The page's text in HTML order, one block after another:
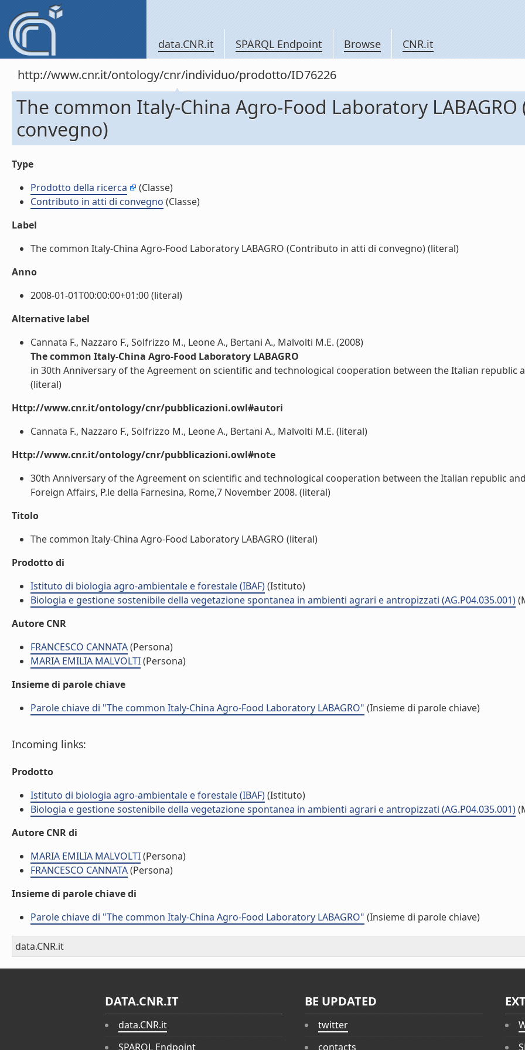
data.CNR.it SPARQL Endpoint Browse CNR.it
http://www.cnr.it/ontology/cnr/individuo/prodotto/ID76226
The common Italy-China Agro-Food Laboratory
convegno)
Type
Prodotto della ricerca
(Classe)
Contributo in atti di convegno (Classe)
Label
The common Italy-China Agro-Food Laboratory LABAGRO (Contributo in atti di convegno) (literal)
Anno
2008-01-01T00:00:00+01:00 (literal)
Alternative label
Cannata F., Nazzaro F., Solfrizzo M., Leone A., Bertani A., Malvolti M.E. (2008)
The common Italy-China Agro-Food Laboratory LABAGRO
in 30th Anniversary of the Agreement on scientific and technological cooperation between the Italian republic
(literal)
Http://www.cnr.it/ontology/cnr/pubblicazioni.owl#autori
Cannata F., Nazzaro F., Solfrizzo M., Leone A., Bertani A., Malvolti M.E. (literal)
Http://www.cnr.it/ontology/cnr/pubblicazioni.owl#note
30th Anniversary of the Agreement on scientific and technological cooperation between the Italian republic
Foreign Affairs, P.le della Farnesina, Rome,7 November 2008. (literal)
Titolo
The common Italy-China Agro-Food Laboratory LABAGRO (literal)
Prodotto di
Istituto di biologia agro-ambientale e forestale (IBAF)(Istituto)
Biologia e gestione sostenibile della vegetazione spontanea in ambienti agrari e antropizzati (AG.P04.035.001)
Autore CNR
FRANCESCO CANNATA(Persona)
MARIA EMILIA MALVOLTI(Persona)
Insieme di parole chiave
Parole chiave di "The common Italy-China Agro-Food Laboratory LABAGRO" (Insieme di parole chiave)
Incoming links:
Prodotto
Istituto di biologia agro-ambientale e forestale (IBAF)(Istituto)
Biologia e gestione sostenibile della vegetazione spontanea in ambienti agrari e antropizzati (AG.P04.035.001)
Autore CNR di
MARIA EMILIA MALVOLTI(Persona)
FRANCESCO CANNATA(Persona)
Insieme di parole chiave di
Parole chiave di "The common Italy-China Agro-Food Laboratory LABAGRO" (Insieme di parole chiave)
data.CNR.it
DATA.CNR.IT
data.CNR.it
SPARQL Endpoint
BE UPDATED
twitter
contacts